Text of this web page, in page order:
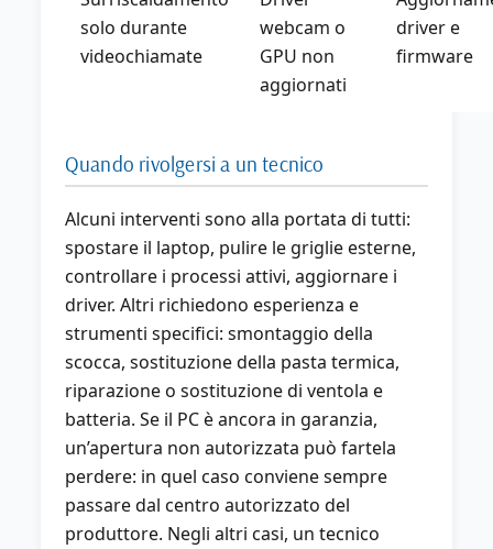
solo durante
videochiamate
webcam o
GPU non
aggiornati
driver e
firmware
Quando rivolgersi a un tecnico
Alcuni interventi sono alla portata di tutti:
spostare il laptop, pulire le griglie esterne,
controllare i processi attivi, aggiornare i
driver. Altri richiedono esperienza e
strumenti specifici: smontaggio della
scocca, sostituzione della pasta termica,
riparazione o sostituzione di ventola e
batteria. Se il PC è ancora in garanzia,
un’apertura non autorizzata può fartela
perdere: in quel caso conviene sempre
passare dal centro autorizzato del
produttore. Negli altri casi, un tecnico